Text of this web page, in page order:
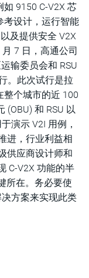
9150 C-V2X 芯
考设计，运行智能
及提供安全 V2X
7 日，高通公司
输委员会和 RSU
。此次试行是拉
整个城市的近 100
和 RSU 以
演示 V2I 用例，
进，行业利益相
供应商设计师和
C-V2X 功能的半
所在。务必要使
方案来实现此类